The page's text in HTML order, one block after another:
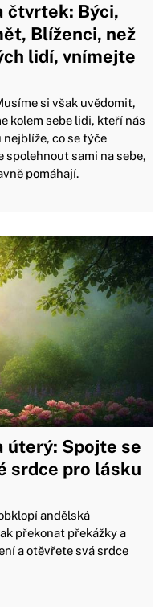
čtvrtek: Býci,
Blíženci, než
lidí, vnímejte
si však uvědomit,
kolem sebe lidi, kteří nás
nejblíže, co se týče
spolehnout sami na sebe,
pomáhají.
úterý: Spojte se
srdce pro lásku
andělská
překonat překážky a
a otěvřete svá srdce